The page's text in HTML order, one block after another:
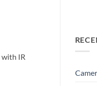
with IR